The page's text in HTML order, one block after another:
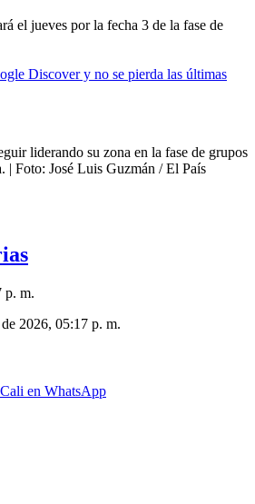
el jueves por la fecha 3 de la fase de
Discover y no se pierda las últimas
liderando su zona en la fase de grupos
| Foto: José Luis Guzmán / El País
p. m.
2026, 05:17 p. m.
en WhatsApp